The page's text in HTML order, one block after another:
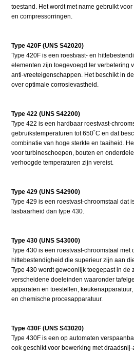
toestand. Het wordt met name gebruikt
en compressorringen.
Type 420F (UNS S42020)
Type 420F is een roestvast- en
elementen zijn toegevoegd ter verbetering
anti-vreeteigenschappen. Het beschikt in
over optimale corrosievastheid.
Type 422 (UNS S42200)
Type 422 is een hardbaar roestvast-
gebruikstemperaturen tot 650˚C en dat
combinatie van hoge sterkte en taaiheid.
voor turbineschoepen, bouten en
verhoogde temperaturen zijn vereist.
Type 429 (UNS S42900)
Type 429 is een roestvast-chroomstaal dat
lasbaarheid dan type 430.
Type 430 (UNS S43000)
Type 430 is een roestvast-chroomstaal met
hittebestendigheid die superieur zijn aan
Type 430 wordt gewoonlijk toegepast in de
verscheidene doeleinden waaronder
apparaten en toestellen,
en chemische procesapparatuur.
Type 430F (UNS S43020)
Type 430F is een op automaten
ook geschikt voor bewerking met draadsnij-